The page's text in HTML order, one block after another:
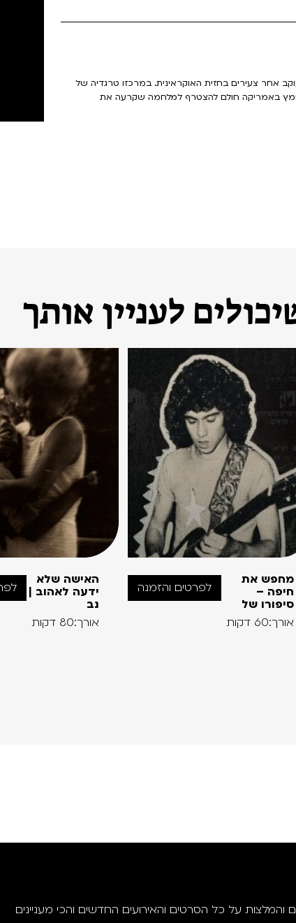
אחר צעירים בחזית האוקראינית. במרכזו טרגדיה של
באמריקה חולם להצטרף למלחמה שקרעה את
לעניין אותך
מחפש את
חיפה –
סיפורו של
אורך:60 דקות
לפרטים והזמנה
האישה שלא
ידעה לאהוב |
נב
אורך:80 דקות
והמלצות על כל הסרטים והאירועים החדשים והכי מעניינים